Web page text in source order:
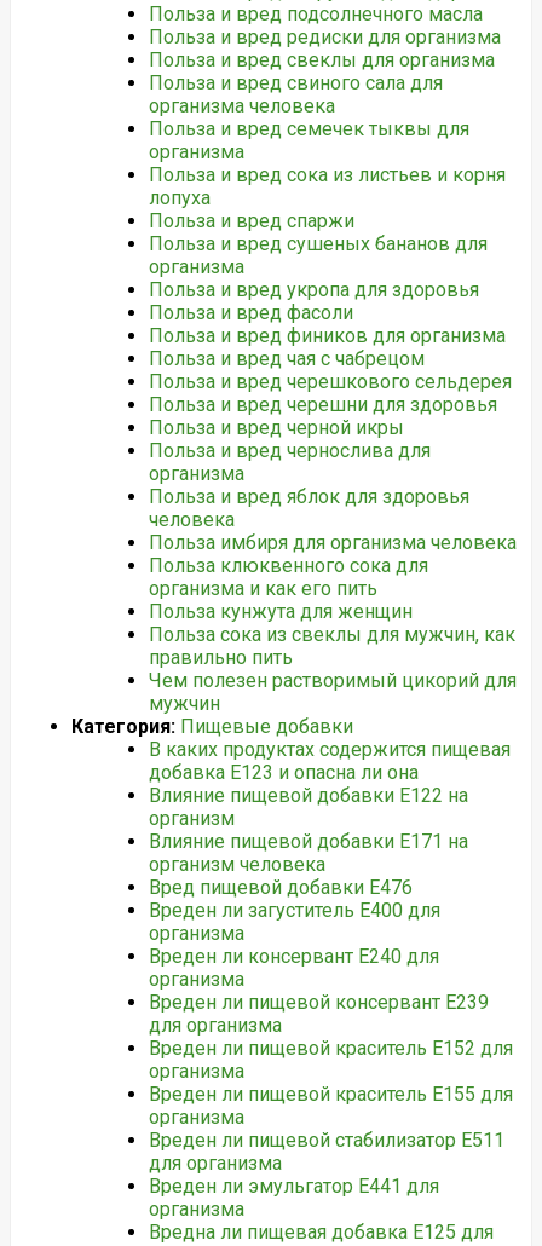
Польза и вред подсолнечного масла
Польза и вред редиски для организма
Польза и вред свеклы для организма
Польза и вред свиного сала для
организма человека
Польза и вред семечек тыквы для
организма
Польза и вред сока из листьев и корня
лопуха
Польза и вред спаржи
Польза и вред сушеных бананов для
организма
Польза и вред укропа для здоровья
Польза и вред фасоли
Польза и вред фиников для организма
Польза и вред чая с чабрецом
Польза и вред черешкового сельдерея
Польза и вред черешни для здоровья
Польза и вред черной икры
Польза и вред чернослива для
организма
Польза и вред яблок для здоровья
человека
Польза имбиря для организма человека
Польза клюквенного сока для
организма и как его пить
Польза кунжута для женщин
Польза сока из свеклы для мужчин, как
правильно пить
Чем полезен растворимый цикорий для
мужчин
Категория: Пищевые добавки
В каких продуктах содержится пищевая
добавка Е123 и опасна ли она
Влияние пищевой добавки Е122 на
организм
Влияние пищевой добавки Е171 на
организм человека
Вред пищевой добавки E476
Вреден ли загуститель Е400 для
организма
Вреден ли консервант Е240 для
организма
Вреден ли пищевой консервант Е239
для организма
Вреден ли пищевой краситель Е152 для
организма
Вреден ли пищевой краситель Е155 для
организма
Вреден ли пищевой стабилизатор Е511
для организма
Вреден ли эмульгатор Е441 для
организма
Вредна ли пищевая добавка Е125 для